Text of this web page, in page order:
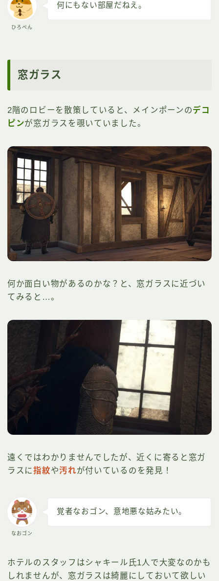
ひろぺん
何にもない部屋だねえ。
窓ガラス
2階のロビーを散策していると、メインポーンのデコ
ピンが窓ガラスを覗いていました。
何か面白い物があるのかな？と、窓ガラスに近づい
てみると…。
遠くではわかりませんでしたが、近くに寄ると窓ガ
ラスに指紋や汚れが付いているのを発見！
なおゴン
覚者なおゴン、意地悪な姑みたい。
ホテルのスタッフはシャキール氏1人で大変なのかも
しれませんが、窓ガラスは綺麗にしておいて欲しい